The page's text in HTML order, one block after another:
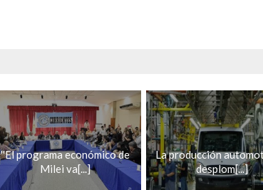
''El programa económico de
Milei va[...]
La producción
desplom[...]